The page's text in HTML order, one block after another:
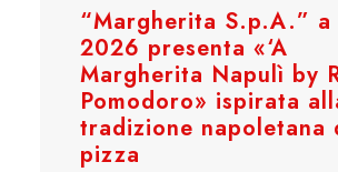
“Margherita S.p.A.” a
2026 presenta «‘A
Margherita Napulì by
Pomodoro» ispirata
tradizione napoletana
pizza